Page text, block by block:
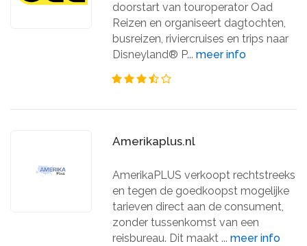
doorstart van touroperator Oad
Reizen en organiseert dagtochten,
busreizen, riviercruises en trips naar
Disneyland® P...meer info
Amerikaplus.nl
AmerikaPLUS verkoopt rechtstreeks
en tegen de goedkoopst mogelijke
tarieven direct aan de consument,
zonder tussenkomst van een
reisbureau. Dit maakt ...meer info